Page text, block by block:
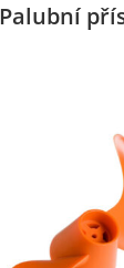
Palubní